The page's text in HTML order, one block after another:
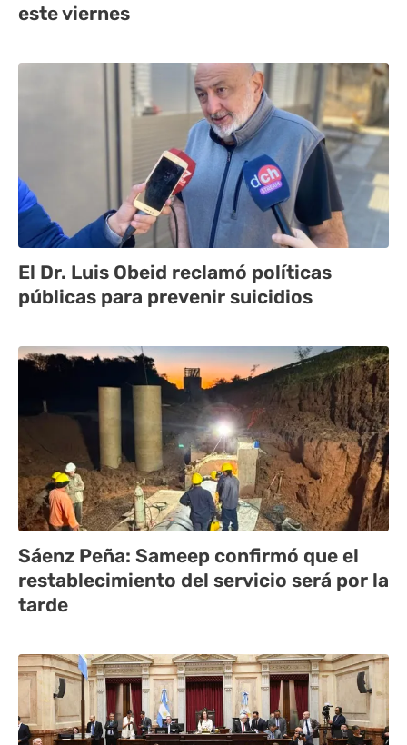
este viernes
El Dr. Luis Obeid reclamó políticas
públicas para prevenir suicidios
Sáenz Peña: Sameep confirmó que el
restablecimiento del servicio será por la
tarde